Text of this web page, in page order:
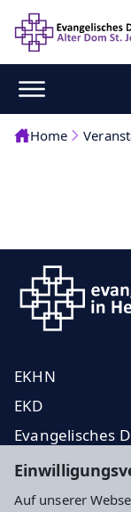
Auf unserer
Home
EKHN
EKD
Evangelisches
Presseanfragen